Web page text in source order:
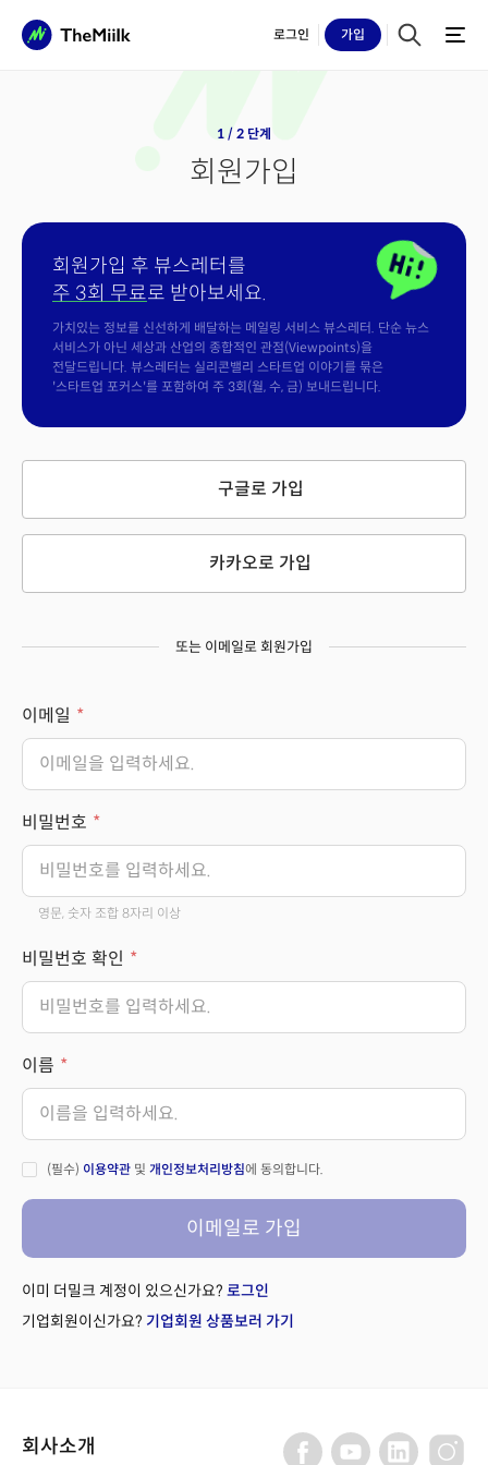
로그인 가입
1 / 2 단계
회원가입
회원가입 후 뷰스레터를
주 3회 무료로 받아보세요.
가치있는 정보를 신선하게 배달하는 메일링 서비스 뷰스레터. 단순 뉴스
서비스가 아닌 세상과 산업의 종합적인 관점(Viewpoints)을
전달드립니다. 뷰스레터는 실리콘밸리 스타트업 이야기를 묶은
'스타트업 포커스'를 포함하여 주 3회(월, 수, 금) 보내드립니다.
구글로 가입
카카오로 가입
또는 이메일로 회원가입
이메일
비밀번호
영문, 숫자 조합 8자리 이상
비밀번호 확인
이름
(필수) 이용약관 및 개인정보처리방침에 동의합니다.
이메일로 가입
이미 더밀크 계정이 있으신가요? 로그인
기업회원이신가요? 기업회원 상품보러 가기
회사소개